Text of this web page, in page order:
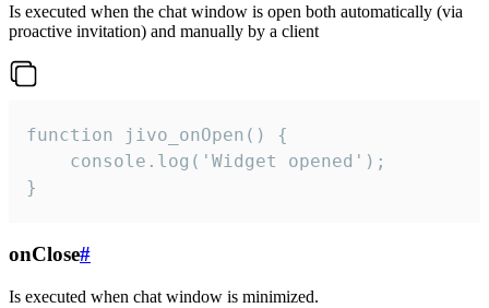
Is executed when the chat window is open both automatically (via
proactive invitation) and manually by a client
function jivo_onOpen() {
    console.log('Widget opened');
}
onClose#
Is executed when chat window is minimized.